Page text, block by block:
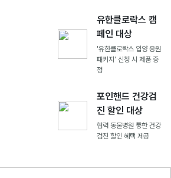
유한클로락스 캠
페인 대상
'유한클로락스 입양 응원
패키지' 신청 시 제품 증
정
포인핸드 건강검
진 할인 대상
협력 동물병원 통한 건강
검진 할인 혜택 제공